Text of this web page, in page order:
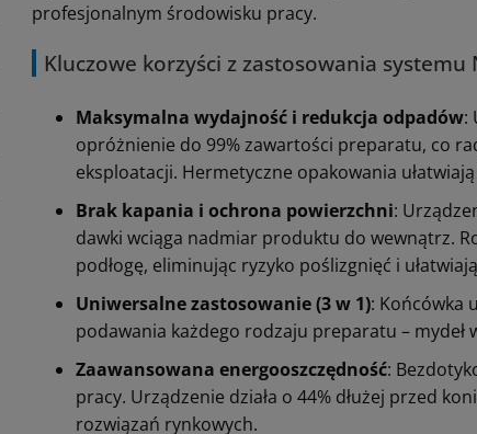
profesjonalnym środowisku pracy.
Kluczowe korzyści z zastosowania systemu
Maksymalna wydajność i redukcja odpadów:
opróżnienie do 99% zawartości preparatu, co
eksploatacji. Hermetyczne opakowania
Brak kapania i ochrona powierzchni:
dawki wciąga nadmiar produktu do wewnątrz.
podłogę, eliminując ryzyko poślizgnięć i
Uniwersalne zastosowanie (3 w 1): Końcówka
podawania każdego rodzaju preparatu – mydeł
Zaawansowana energooszczędność:
pracy. Urządzenie działa o 44% dłużej przed
rozwiązań rynkowych.